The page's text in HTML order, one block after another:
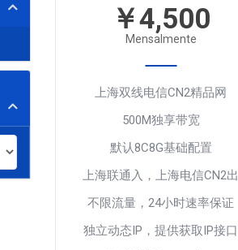
￥4,500
Mensalmente
上海双线电信CN2精品网
500M独享带宽
默认8C8G基础配置
上海联通入，上海电信CN2出
不限流量，24小时速率保证
独立动态IP，提供获取IP接口